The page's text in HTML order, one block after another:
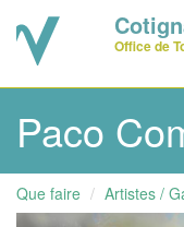
Office de
Paco
Que faire Artistes /